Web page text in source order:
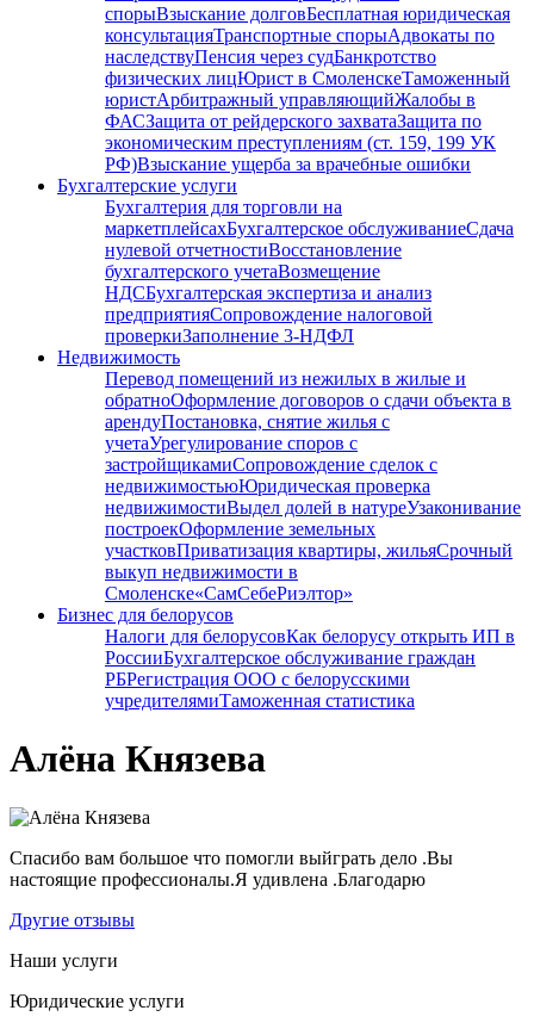
спорыВзыскание долговБесплатная юридическая
консультацияТранспортные спорыАдвокаты по
наследствуПенсия через судБанкротство
физических лицЮрист в СмоленскеТаможенный
юристАрбитражный управляющийЖалобы в
ФАСЗащита от рейдерского захватаЗащита по
экономическим преступлениям (ст. 159, 199 УК
РФ)Взыскание ущерба за врачебные ошибки
Бухгалтерские услуги
Бухгалтерия для торговли на
маркетплейсахБухгалтерское обслуживаниеСдача
нулевой отчетностиВосстановление
бухгалтерского учетаВозмещение
НДСБухгалтерская экспертиза и анализ
предприятияСопровождение налоговой
проверкиЗаполнение 3-НДФЛ
Недвижимость
Перевод помещений из нежилых в жилые и
обратноОформление договоров о сдачи объекта в
арендуПостановка, снятие жилья с
учетаУрегулирование споров с
застройщикамиСопровождение сделок с
недвижимостьюЮридическая проверка
недвижимостиВыдел долей в натуреУзаконивание
построекОформление земельных
участковПриватизация квартиры, жильяСрочный
выкуп недвижимости в
Cмоленске«СамСебеРиэлтор»
Бизнес для белорусов
Налоги для белорусовКак белорусу открыть ИП в
РоссииБухгалтерское обслуживание граждан
РБРегистрация ООО с белорусскими
учредителямиТаможенная статистика
Алёна Князева
Спасибо вам большое что помогли выйграть дело .Вы
настоящие профессионалы.Я удивлена .Благодарю
Другие отзывы
Наши услуги
Юридические услуги